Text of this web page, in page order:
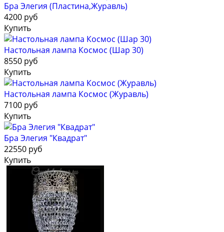
Бра Элегия (Пластина,Журавль)
4200 руб
Купить
Настольная лампа Космос (Шар 30)
8550 руб
Купить
Настольная лампа Космос (Журавль)
7100 руб
Купить
Бра Элегия "Квадрат"
22550 руб
Купить